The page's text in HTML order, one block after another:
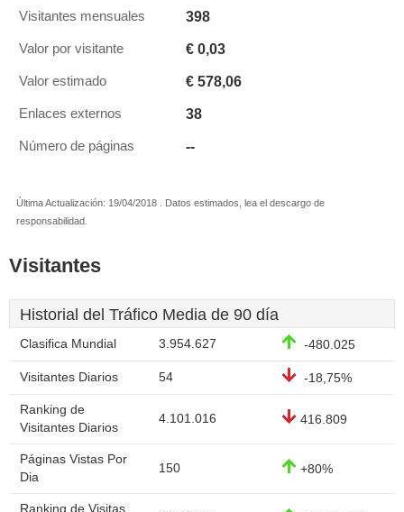
Visitantes mensuales 398
Valor por visitante € 0,03
Valor estimado € 578,06
Enlaces externos 38
Número de páginas --
Última Actualización: 19/04/2018 . Datos estimados, lea el descargo de
responsabilidad.
Visitantes
Historial del Tráfico Media de 90 día
Clasifica Mundial 3.954.627 -480.025
Visitantes Diarios 54 -18,75%
Ranking de
Visitantes Diarios
4.101.016 416.809
Páginas Vistas Por
Dia
150 +80%
Ranking de Visitas